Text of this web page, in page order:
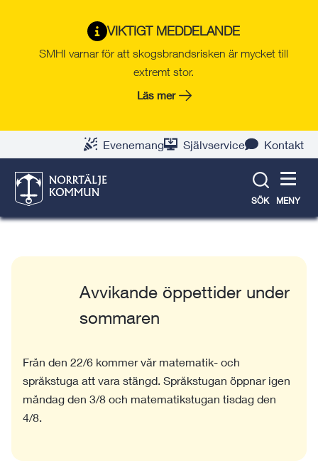
VIKTIGT MEDDELANDE
SMHI varnar för att skogsbrandsrisken är mycket till
extremt stor.
Läs mer
Evenemang Självservice Kontakt
SÖK MENY
Norrtälje
Kompetenscentrum
Få hjälp med dina studier
matematikstudier? Kom och få hjälp i vår språk-
eller matematikstuga.
Avvikande öppettider under
sommaren
Från den 22/6 kommer vår matematik- och
språkstuga att vara stängd. Språkstugan öppnar igen
måndag den 3/8 och matematikstugan tisdag den
4/8.